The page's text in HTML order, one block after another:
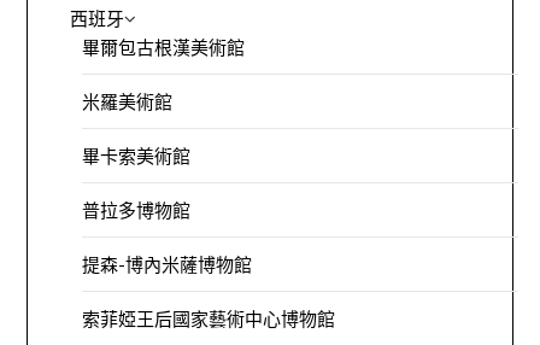
西班牙
畢爾包古根漢美術館
米羅美術館
畢卡索美術館
普拉多博物館
提森-博內米薩博物館
索菲婭王后國家藝術中心博物館